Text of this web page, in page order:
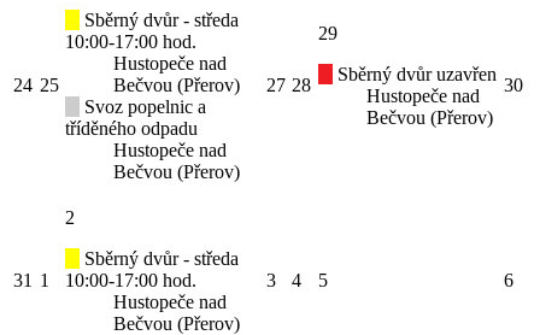
24 25
Sběrný dvůr - středa
10:00-17:00 hod.
Hustopeče nad
Bečvou (Přerov)
Svoz popelnic a
tříděného odpadu
Hustopeče nad
Bečvou (Přerov)
27 28
29
Sběrný dvůr uzavřen
Hustopeče nad
Bečvou (Přerov)
30
31 1
2
Sběrný dvůr - středa
10:00-17:00 hod.
Hustopeče nad
Bečvou (Přerov)
3 4 5 6